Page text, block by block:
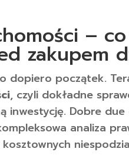
–
zakupem
dopiero początek.
, czyli dokładne
inwestycję. Dobre
analiza